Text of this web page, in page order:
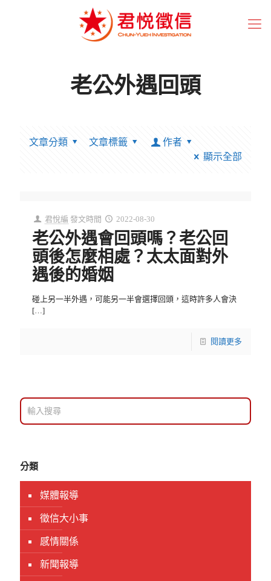
老公外遇回頭
文章分類 文章標籤
作者
顯示全部
君悅編 發文時間 2022-08-30
老公外遇會回頭嗎？老公回
頭後怎麼相處？太太面對外
遇後的婚姻
碰上另一半外遇，可能另一半會選擇回頭，這時許多人會決
[…]
閱讀更多
分類
媒體報導
徵信大小事
感情關係
新聞報導